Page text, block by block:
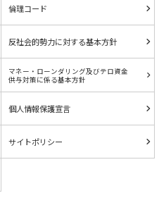
倫理コード
反社会的勢力に対する基本方針
マネー・ローンダリング及びテロ資金
供与対策に係る基本方針
個人情報保護宣言
サイトポリシー